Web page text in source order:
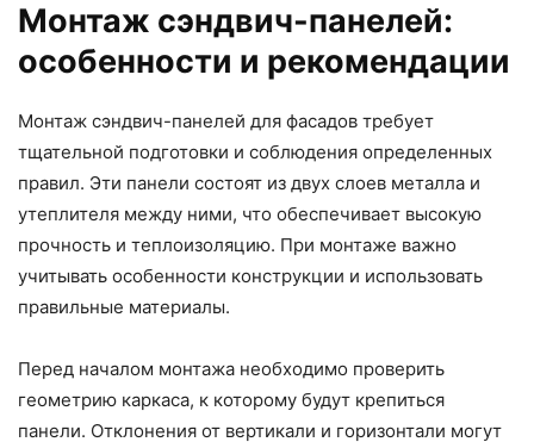
Монтаж сэндвич-панелей:
особенности и рекомендации
Монтаж сэндвич-панелей для фасадов требует
тщательной подготовки и соблюдения определенных
правил. Эти панели состоят из двух слоев металла и
утеплителя между ними, что обеспечивает высокую
прочность и теплоизоляцию. При монтаже важно
учитывать особенности конструкции и использовать
правильные материалы.
Перед началом монтажа необходимо проверить
геометрию каркаса, к которому будут крепиться
панели. Отклонения от вертикали и горизонтали могут